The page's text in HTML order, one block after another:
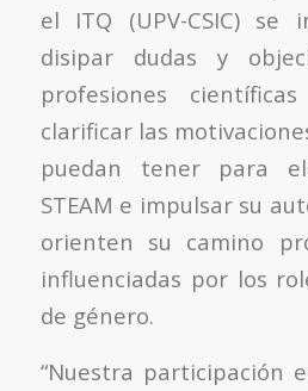
el ITQ (UPV-CSIC) se
disipar dudas y
profesiones
clarificar las
puedan tener para
STEAM e impulsar su
orienten su camino
influenciadas por los
de género.
“Nuestra participación